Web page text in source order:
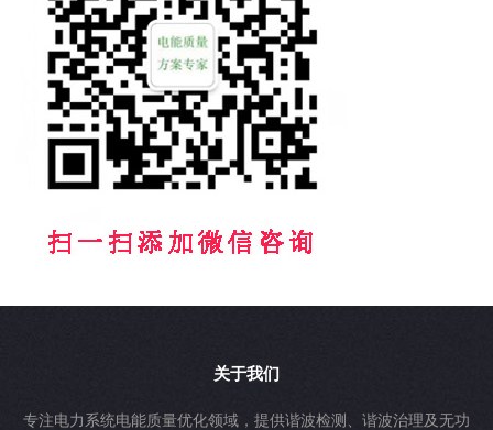
关于我们
专注电力系统电能质量优化领域，提供谐波检测、谐波治理及无功